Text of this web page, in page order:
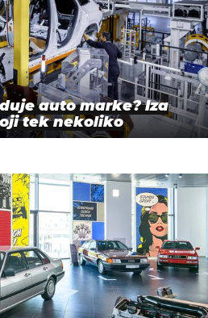
auto marke? Iza
tek nekoliko